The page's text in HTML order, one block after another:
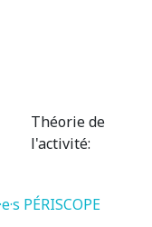
Théorie de
l'activité:
PÉRISCOPE